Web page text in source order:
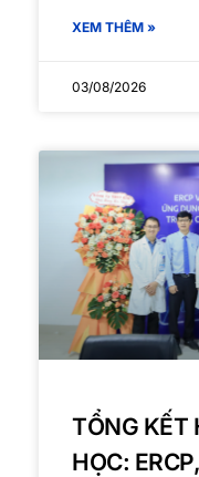
XEM THÊM »
03/08/2026
TỔNG KẾT
HỌC: